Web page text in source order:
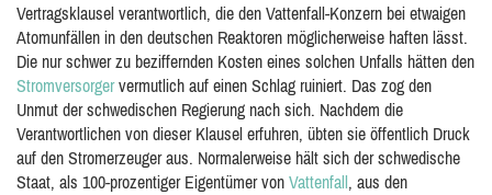
Vertragsklausel verantwortlich, die den Vattenfall-Konzern bei etwaigen
Atomunfällen in den deutschen Reaktoren möglicherweise haften lässt.
Die nur schwer zu beziffernden Kosten eines solchen Unfalls hätten den
Stromversorgervermutlich auf einen Schlag ruiniert. Das zog den
Unmut der schwedischen Regierung nach sich. Nachdem die
Verantwortlichen von dieser Klausel erfuhren, übten sie öffentlich Druck
auf den Stromerzeuger aus. Normalerweise hält sich der schwedische
Staat, als 100-prozentiger Eigentümer von Vattenfall, aus den